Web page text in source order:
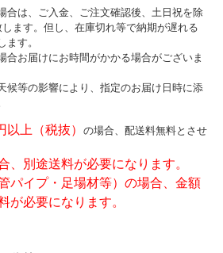
合は、ご入金、ご注文確認後、土日祝を除
します。但し、在庫切れ等で納期が遅れる
ます。
合お届けにお時間がかかる場合がございま
候等の影響により、指定のお届け日時に添
以上（税抜） の場合、配送料無料とさせ
、別途送料が必要になります。
パイプ・足場材等）の場合、金額
が必要になります。